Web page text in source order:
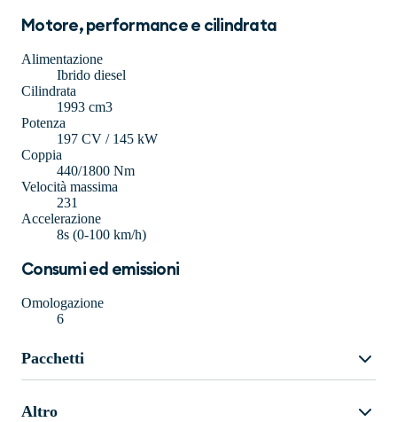
Motore, performance e cilindrata
Alimentazione
Ibrido diesel
Cilindrata
1993 cm3
Potenza
197 CV / 145 kW
Coppia
440/1800 Nm
Velocità massima
231
Accelerazione
8s (0-100 km/h)
Consumi ed emissioni
Omologazione
6
Pacchetti
Altro